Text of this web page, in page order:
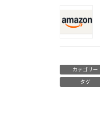
カテゴリー
タグ